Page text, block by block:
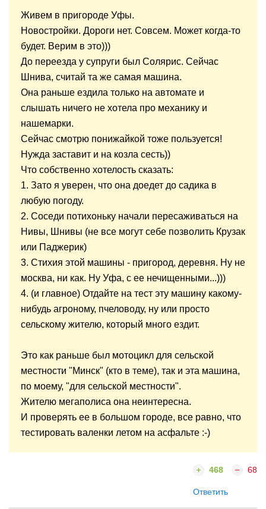
Живем в пригороде Уфы.
Новостройки. Дороги нет. Совсем. Может когда-то
будет. Верим в это)))
До переезда у супруги был Солярис. Сейчас
Шнива, считай та же самая машина.
Она раньше ездила только на автомате и
слышать ничего не хотела про механику и
нашемарки.
Сейчас смотрю понижайкой тоже пользуется!
Нужда заставит и на козла сесть))
Что собственно хотелость сказать:
1. Зато я уверен, что она доедет до садика в
любую погоду.
2. Соседи потихоньку начали пересаживаться на
Нивы, Шнивы (не все могут себе позволить Крузак
или Паджерик)
3. Стихия этой машины - пригород, деревня. Ну не
москва, ни как. Ну Уфа, с ее нечищенными...)))
4. (и главное) Отдайте на тест эту машину какому-
нибудь агроному, пчеловоду, ну или просто
сельскому жителю, который много ездит.
Это как раньше был мотоцикл для сельской
местности "Минск" (кто в теме), так и эта машина,
по моему, "для сельской местности".
Жителю мегаполиса она неинтересна.
И проверять ее в большом городе, все равно, что
тестировать валенки летом на асфальте :-)
468 68
Ответить